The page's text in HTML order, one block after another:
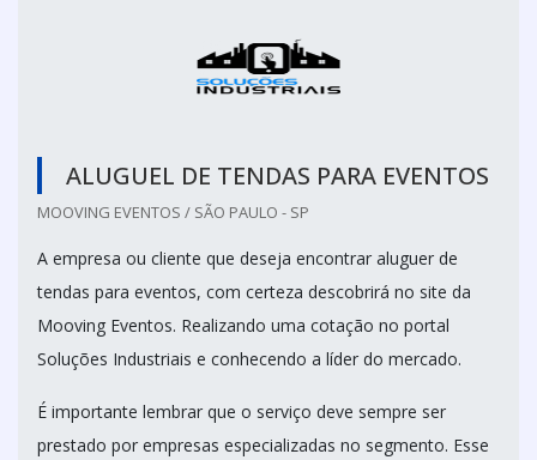
ALUGUEL DE TENDAS PARA EVENTOS
MOOVING EVENTOS / SÃO PAULO - SP
A empresa ou cliente que deseja encontrar aluguer de
tendas para eventos, com certeza descobrirá no site da
Mooving Eventos. Realizando uma cotação no portal
Soluções Industriais e conhecendo a líder do mercado.
É importante lembrar que o serviço deve sempre ser
prestado por empresas especializadas no segmento. Esse